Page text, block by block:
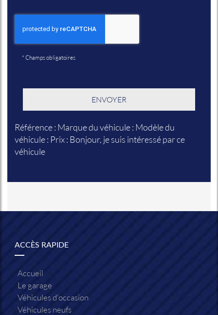
* Champs obligatoires
Référence : Marque du véhicule : Modèle du
véhicule : Prix : Bonjour, je suis intéressé par ce
véhicule
ACCÈS RAPIDE
Accueil
Le garage
Véhicules d'occasion
Véhicules neufs